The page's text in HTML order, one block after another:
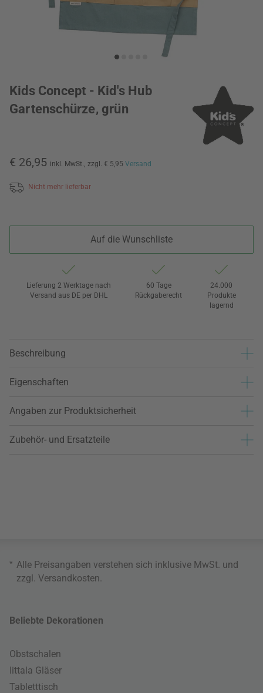
Kids Concept - Kid's Hub
Gartenschürze, grün
€ 26,95 inkl. MwSt., zzgl. € 5,95 Versand
Nicht mehr lieferbar
Auf die Wunschliste
Lieferung 2 Werktage nach
Versand aus DE per DHL
60 Tage
Rückgaberecht
24.000
Produkte
lagernd
Beschreibung
Eigenschaften
Angaben zur Produktsicherheit
Zubehör- und Ersatzteile
* Alle Preisangaben verstehen sich inklusive MwSt. und
zzgl. Versandkosten
Beliebte Dekorationen
Obstschalen
Iittala Gläser
Tabletttisch